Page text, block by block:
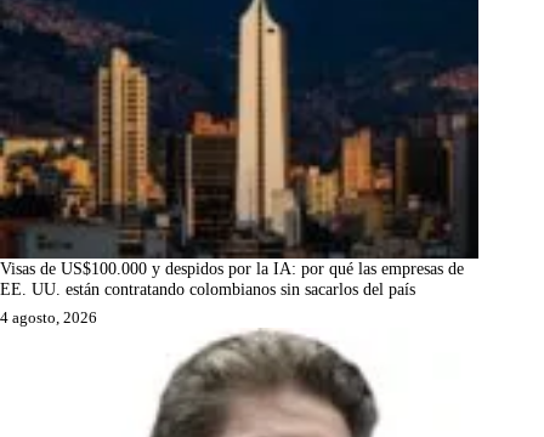
Visas de US$100.000 y despidos por la IA: por qué las empresas de
EE. UU. están contratando colombianos sin sacarlos del país
4 agosto, 2026